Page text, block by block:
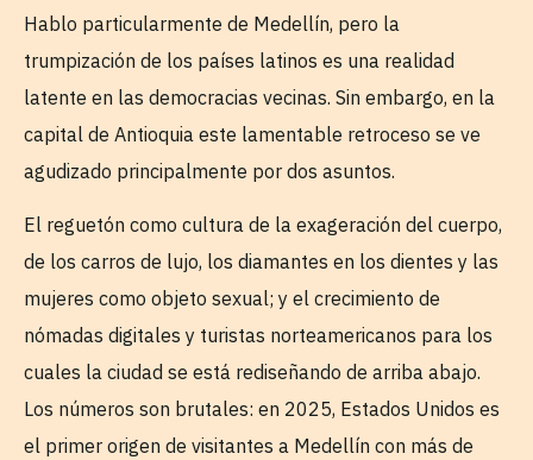
Hablo particularmente de Medellín, pero la
trumpización de los países latinos es una realidad
latente en las democracias vecinas. Sin embargo, en la
capital de Antioquia este lamentable retroceso se ve
agudizado principalmente por dos asuntos.
El reguetón como cultura de la exageración del cuerpo,
de los carros de lujo, los diamantes en los dientes y las
mujeres como objeto sexual; y el crecimiento de
nómadas digitales y turistas norteamericanos para los
cuales la ciudad se está rediseñando de arriba abajo.
Los números son brutales: en 2025, Estados Unidos es
el primer origen de visitantes a Medellín con más de